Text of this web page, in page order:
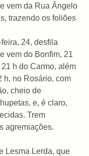
vem da Rua Ângelo
trazendo os foliões
24, desfila
vem do Bonfim, 21
h do Carmo, além
h, no Rosário, com
cheio de
e, é claro,
Trem
agremiações.
Lesma Lerda, que